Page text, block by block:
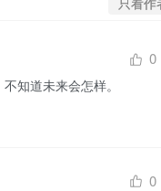
0
知道未来会怎样。
0